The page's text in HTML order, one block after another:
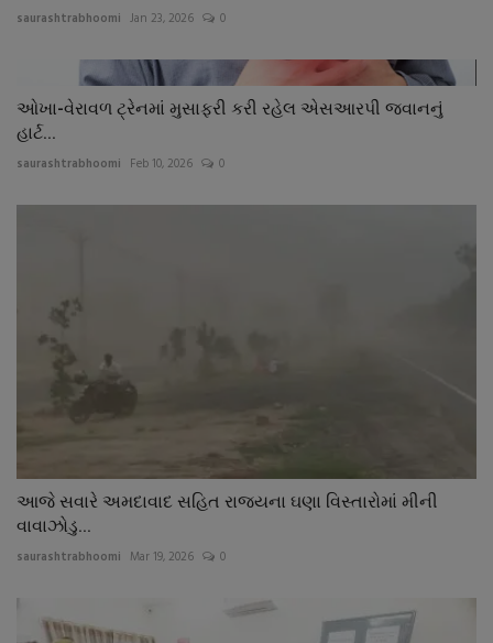
saurashtrabhoomi Jan 23, 2026 0
ઓખા-વેરાવળ ટ્રેનમાં મુસાફરી કરી રહેલ એસઆરપી જવાનનું
હાર્ટ...
saurashtrabhoomi Feb 10, 2026 0
આજે સવારે અમદાવાદ સહિત રાજયના ઘણા વિસ્તારોમાં મીની
વાવાઝોડુ...
saurashtrabhoomi Mar 19, 2026 0